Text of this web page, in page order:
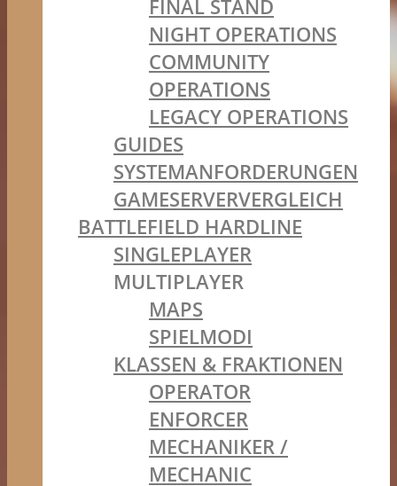
FINAL STAND
NIGHT OPERATIONS
COMMUNITY
OPERATIONS
LEGACY OPERATIONS
GUIDES
SYSTEMANFORDERUNGEN
GAMESERVERVERGLEICH
BATTLEFIELD HARDLINE
SINGLEPLAYER
MULTIPLAYER
MAPS
SPIELMODI
KLASSEN & FRAKTIONEN
OPERATOR
ENFORCER
MECHANIKER /
MECHANIC